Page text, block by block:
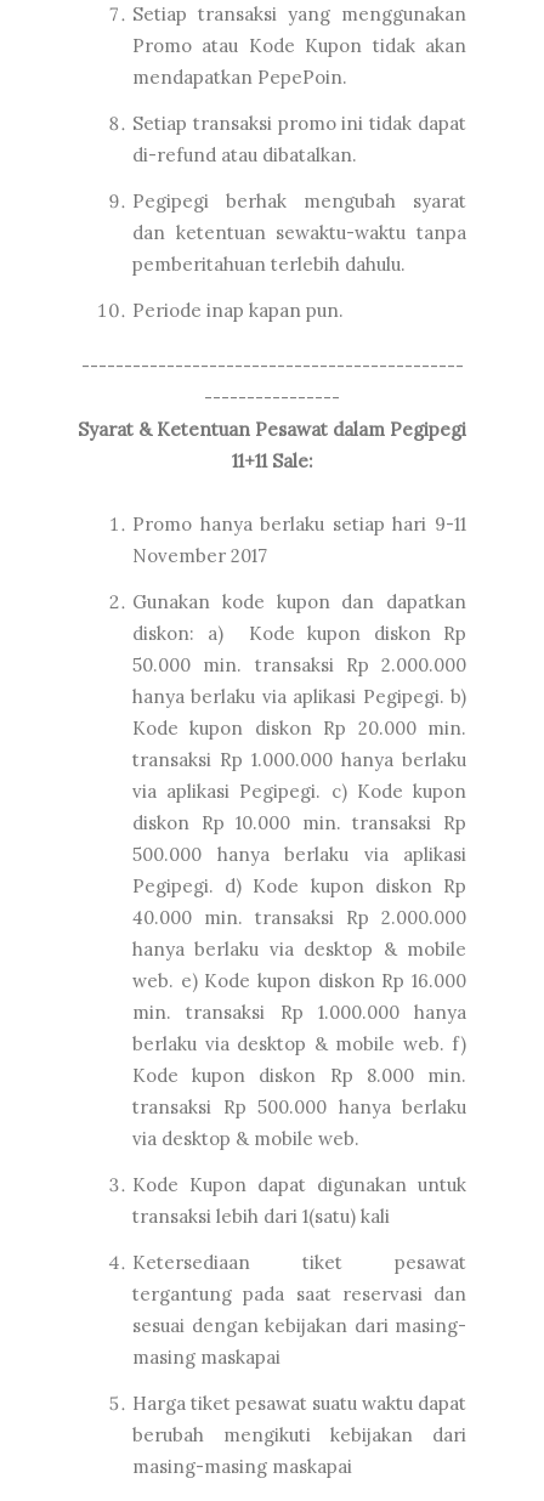
Setiap transaksi yang menggunakan
Promo atau Kode Kupon tidak akan
mendapatkan PepePoin.
Setiap transaksi promo ini tidak dapat
di-refund atau dibatalkan.
Pegipegi berhak mengubah syarat
dan ketentuan sewaktu-waktu tanpa
pemberitahuan terlebih dahulu.
Periode inap kapan pun.
---------------------------------------------
----------------
Syarat & Ketentuan Pesawat dalam Pegipegi
11+11 Sale:
Promo hanya berlaku setiap hari 9-11
November 2017
Gunakan kode kupon dan dapatkan
diskon: a) Kode kupon diskon Rp
50.000 min. transaksi Rp 2.000.000
hanya berlaku via aplikasi Pegipegi. b)
Kode kupon diskon Rp 20.000 min.
transaksi Rp 1.000.000 hanya berlaku
via aplikasi Pegipegi. c) Kode kupon
diskon Rp 10.000 min. transaksi Rp
500.000 hanya berlaku via aplikasi
Pegipegi. d) Kode kupon diskon Rp
40.000 min. transaksi Rp 2.000.000
hanya berlaku via desktop & mobile
web. e) Kode kupon diskon Rp 16.000
min. transaksi Rp 1.000.000 hanya
berlaku via desktop & mobile web. f)
Kode kupon diskon Rp 8.000 min.
transaksi Rp 500.000 hanya berlaku
via desktop & mobile web.
Kode Kupon dapat digunakan untuk
transaksi lebih dari 1(satu) kali
Ketersediaan tiket pesawat
tergantung pada saat reservasi dan
sesuai dengan kebijakan dari masing-
masing maskapai
Harga tiket pesawat suatu waktu dapat
berubah mengikuti kebijakan dari
masing-masing maskapai